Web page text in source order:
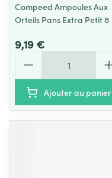
Compeed Ampoules Aux
Orteils Pans Extra Petit 8
9,19 €
Ajouter au panier